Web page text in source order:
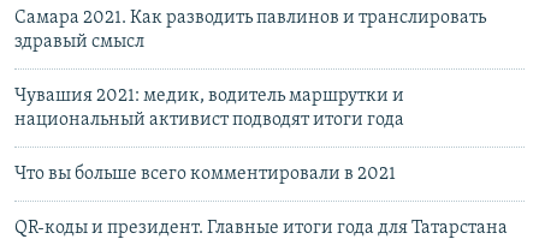
Самара 2021. Как разводить павлинов и транслировать
здравый смысл
Чувашия 2021: медик, водитель маршрутки и
национальный активист подводят итоги года
Что вы больше всего комментировали в 2021
QR-коды и президент. Главные итоги года для Татарстана